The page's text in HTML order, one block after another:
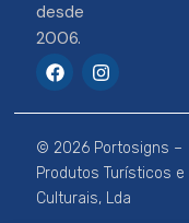
desde
2006.
F
a
e
b
o
o
k
I
n
t
a
g
r
a
m
© 2026 Portosigns –
Produtos Turísticos e
Culturais, Lda